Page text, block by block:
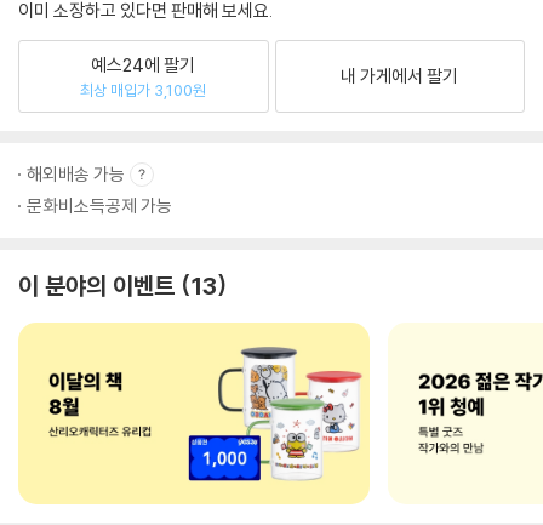
이미 소장하고 있다면 판매해 보세요.
예스24에 팔기
최상 매입가 3,100원
내 가게에서 팔기
해외배송 가능
문화비소득공제 가능
이 분야의 이벤트 13